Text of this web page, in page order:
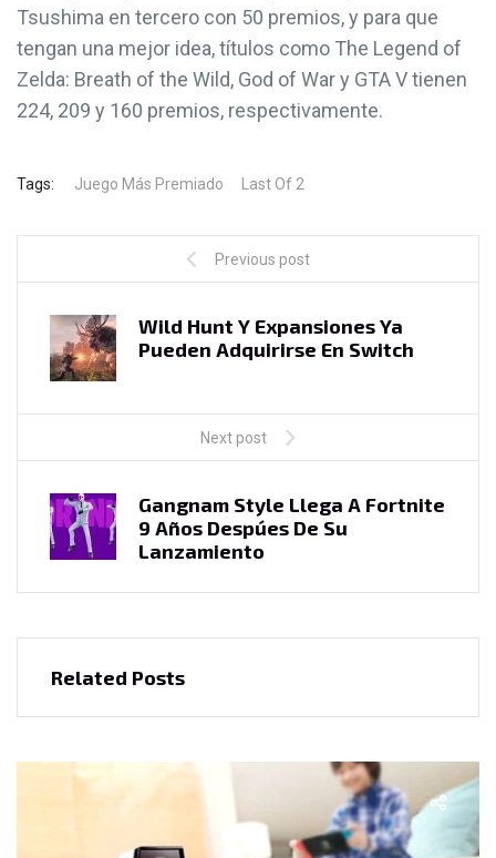
Tsushima en tercero con 50 premios, y para que
tengan una mejor idea, títulos como The Legend of
Zelda: Breath of the Wild, God of War y GTA V tienen
224, 209 y 160 premios, respectivamente.
Tags: Juego Más Premiado Last Of 2
Previous post
Wild Hunt Y Expansiones Ya
Pueden Adquirirse En Switch
Next post
Gangnam Style Llega A Fortnite
9 Años Despúes De Su
Lanzamiento
Related Posts